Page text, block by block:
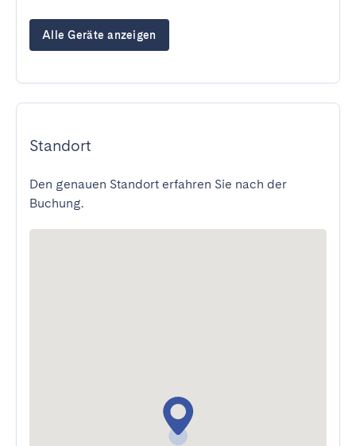
Alle Geräte anzeigen
Standort
Den genauen Standort erfahren Sie nach der
Buchung.